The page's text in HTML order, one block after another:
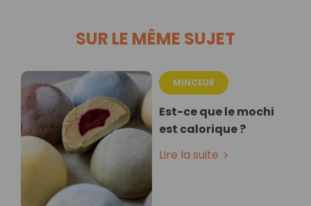
SUR LE MÊME SUJET
MINCEUR
Est-ce que le mochi
est calorique ?
Lire la suite